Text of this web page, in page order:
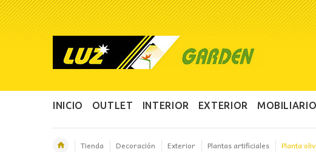
INICIO OUTLET INTERIOR EXTERIOR MOBILIARIO
Tienda Decoración Exterior Plantas artificiales Planta